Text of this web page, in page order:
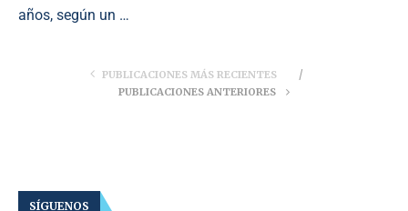
años, según un …
PUBLICACIONES MÁS RECIENTES
PUBLICACIONES ANTERIORES
SÍGUENOS